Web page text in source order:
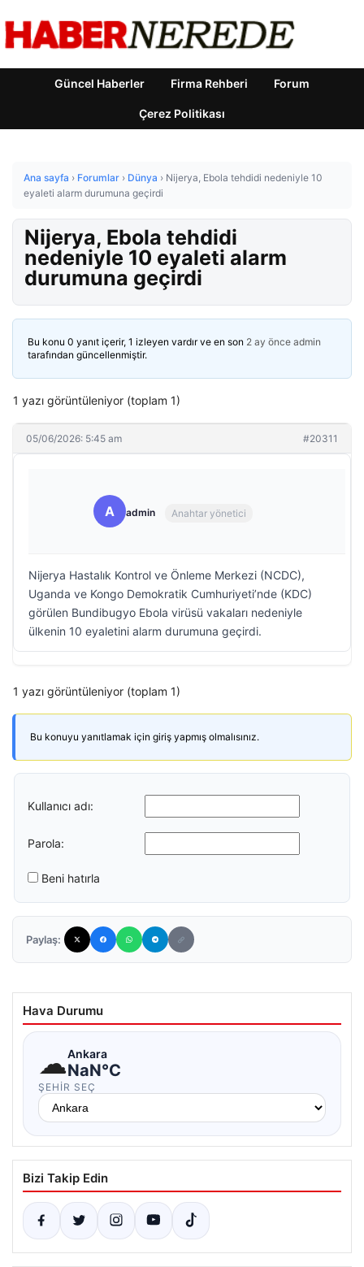
Güncel Haberler Firma Rehberi Forum
Çerez Politikası
Ana sayfa › Forumlar › Dünya › Nijerya, Ebola tehdidi nedeniyle 10
eyaleti alarm durumuna geçirdi
Nijerya, Ebola tehdidi
nedeniyle 10 eyaleti alarm
durumuna geçirdi
Bu konu 0 yanıt içerir, 1 izleyen vardır ve en son 2 ay önce admin
tarafından güncellenmiştir.
1 yazı görüntüleniyor (toplam 1)
05/06/2026: 5:45 am #20311
A admin Anahtar yönetici
Nijerya Hastalık Kontrol ve Önleme Merkezi (NCDC),
Uganda ve Kongo Demokratik Cumhuriyeti’nde (KDC)
görülen Bundibugyo Ebola virüsü vakaları nedeniyle
ülkenin 10 eyaletini alarm durumuna geçirdi.
1 yazı görüntüleniyor (toplam 1)
Bu konuyu yanıtlamak için giriş yapmış olmalısınız.
Kullanıcı adı:
Parola:
Beni hatırla
Paylaş:
Hava Durumu
☁Ankara
NaN°C
ŞEHIR SEÇ
Bizi Takip Edin